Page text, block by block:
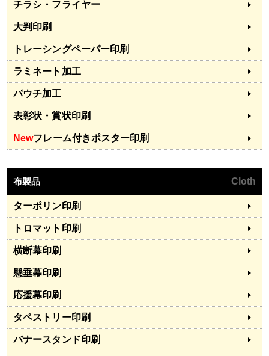
チラシ・フライヤー
大判印刷
トレーシングペーパー印刷
ラミネート加工
パウチ加工
表彰状・賞状印刷
Newフレーム付きポスター印刷
布製品 Cloth
ターポリン印刷
トロマット印刷
横断幕印刷
懸垂幕印刷
応援幕印刷
タペストリー印刷
バナースタンド印刷